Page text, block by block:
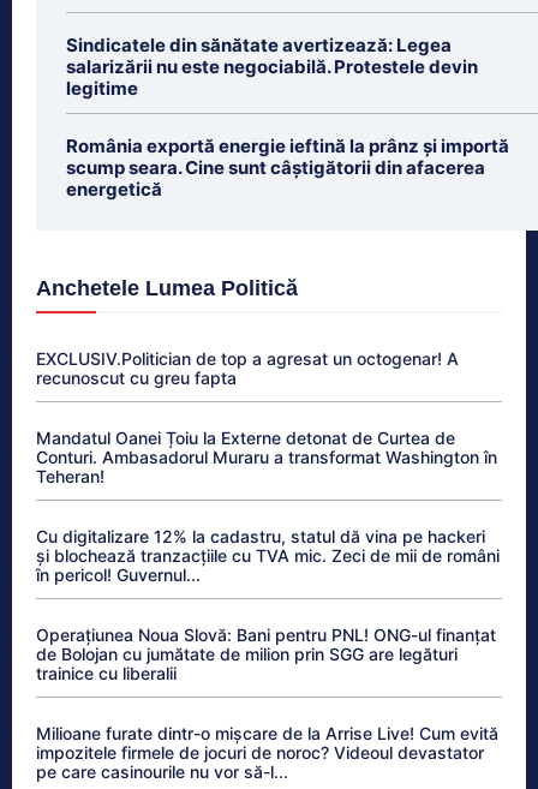
Sindicatele din sănătate avertizează: Legea
salarizării nu este negociabilă. Protestele devin
legitime
România exportă energie ieftină la prânz și importă
scump seara. Cine sunt câștigătorii din afacerea
energetică
Anchetele Lumea Politică
EXCLUSIV.Politician de top a agresat un octogenar! A
recunoscut cu greu fapta
Mandatul Oanei Țoiu la Externe detonat de Curtea de
Conturi. Ambasadorul Muraru a transformat Washington în
Teheran!
Cu digitalizare 12% la cadastru, statul dă vina pe hackeri
și blochează tranzacțiile cu TVA mic. Zeci de mii de români
în pericol! Guvernul...
Operațiunea Noua Slovă: Bani pentru PNL! ONG-ul finanțat
de Bolojan cu jumătate de milion prin SGG are legături
trainice cu liberalii
Milioane furate dintr-o mișcare de la Arrise Live! Cum evită
impozitele firmele de jocuri de noroc? Videoul devastator
pe care casinourile nu vor să-l...